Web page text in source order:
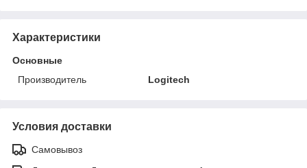
Характеристики
Основные
Производитель
Logitech
Условия доставки
Самовывоз